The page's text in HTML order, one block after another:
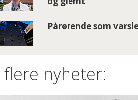
Pårørende som
flere nyheter: